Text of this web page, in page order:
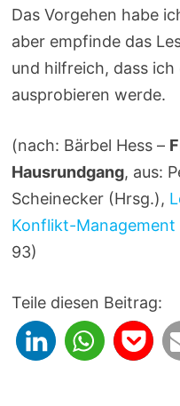
Das Vorgehen habe
aber empfinde das
und hilfreich, dass ich
ausprobieren werde.
(nach: Bärbel Hess –
Hausrundgang, aus:
Scheinecker (Hrsg.),
Konflikt-Management
93)
Teile diesen Beitrag: